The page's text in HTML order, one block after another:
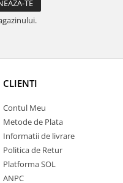
CLIENTI
Contul Meu
Metode de Plata
Informatii de livrare
Politica de Retur
Platforma SOL
ANPC